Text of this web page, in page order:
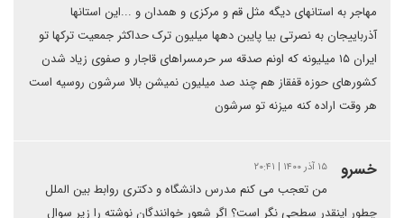
مهاجر به استانهای دیگه مثل قم و مرکزی و همدان و ...این استانها
آذرباییجان به نصرتی بیا پایبن دهها میلیون ترک حداکثر جمعیت ترکها تو
ایران ۱۵ میلیونه که اونم صدقه سر حرمسراهای قاجار و صفوی زیاد شدن
کشورهای حوزه قفقاز هم چند صد میلیون نمیشن بالا سرشون روسیه است
هر وقت اراده کنه میزنه تو سرشون
خسرو ۱۵ آذر ۱۴۰۰ | ۲۰:۴۱
من تعجب می کنم مدرس دانشگاه و دکتری روابط بین الملل
چطور اینقدر سطحی نگر است؟ اگر شعور خوانندگان نوشته را زیر سوال